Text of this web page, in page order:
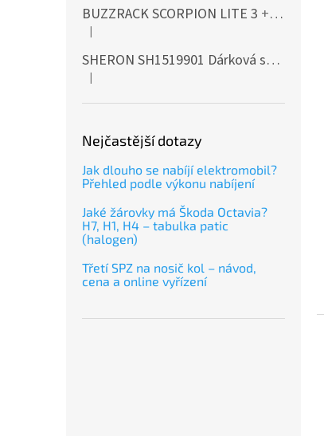
BUZZRACK SCORPION LITE 3 + Cashback 500 Kč jako dodatečná sleva za platbu předem
Hodnocení produktu je 5 z 5 hvězdiček.
|
SHERON SH1519901 Dárková sada EXTERIÉR
Hodnocení produktu je 5 z 5 hvězdiček.
|
Nejčastější dotazy
Jak dlouho se nabíjí elektromobil?
Přehled podle výkonu nabíjení
Jaké žárovky má Škoda Octavia?
H7, H1, H4 – tabulka patic
(halogen)
Třetí SPZ na nosič kol – návod,
cena a online vyřízení